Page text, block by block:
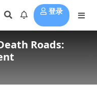
登录
Roads: